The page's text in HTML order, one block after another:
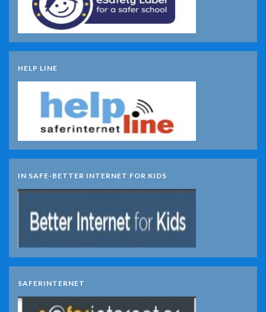
HELP LINE
IN SAFE-BETTER INTERNET FOR KIDS
SAFERINTERNET